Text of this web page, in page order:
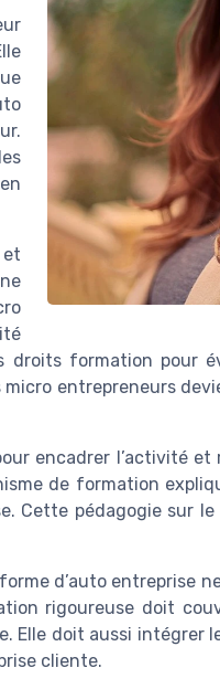
et
formation pour
entrepreneurs
encadrer l’activité et
de formation
Cette pédagogie sur
d’auto entreprise
rigoureuse doit
Elle doit aussi intégrer
cliente.